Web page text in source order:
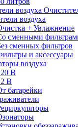
воздуха
+ Увлажнение
сменными
сменных фильтров
и аксессуары
воздуха
В
В
батарейки